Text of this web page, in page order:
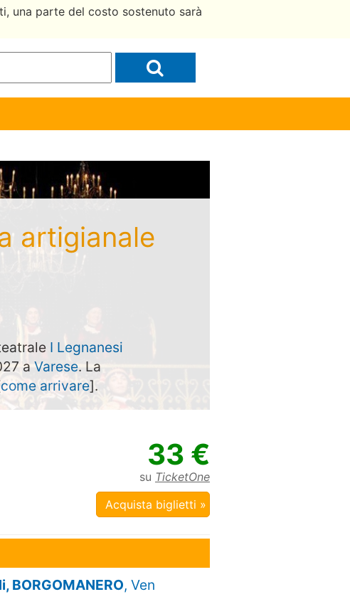
una parte del costo sostenuto sarà
artigianale
I Legnanesi
a Varese. La
come arrivare].
33 €
su TicketOne
Acquista biglietti »
BORGOMANERO, Ven